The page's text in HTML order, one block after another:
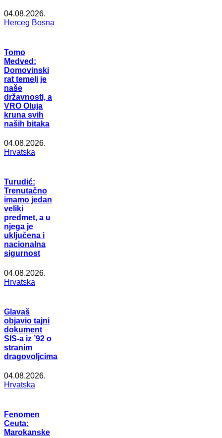
04.08.2026.
Herceg Bosna
Tomo
Medved:
Domovinski
rat temelj je
naše
državnosti, a
VRO Oluja
kruna svih
naših bitaka
04.08.2026.
Hrvatska
Turudić:
Trenutačno
imamo jedan
veliki
predmet, a u
njega je
uključena i
nacionalna
sigurnost
04.08.2026.
Hrvatska
Glavaš
objavio tajni
dokument
SIS-a iz ’92 o
stranim
dragovoljcima
04.08.2026.
Hrvatska
Fenomen
Ceuta:
Marokanske